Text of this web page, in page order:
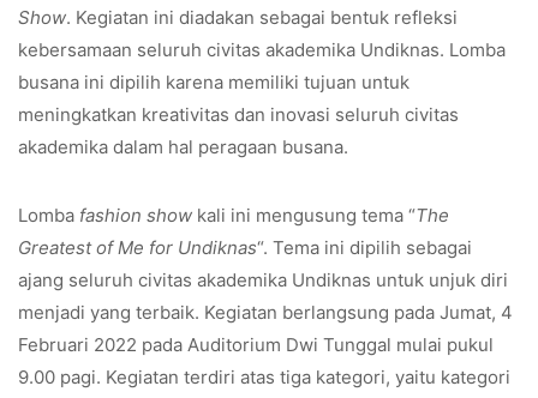
Show. Kegiatan ini diadakan sebagai bentuk refleksi
kebersamaan seluruh civitas akademika Undiknas. Lomba
busana ini dipilih karena memiliki tujuan untuk
meningkatkan kreativitas dan inovasi seluruh civitas
akademika dalam hal peragaan busana.
Lomba fashion show kali ini mengusung tema “The
Greatest of Me for Undiknas“. Tema ini dipilih sebagai
ajang seluruh civitas akademika Undiknas untuk unjuk diri
menjadi yang terbaik. Kegiatan berlangsung pada Jumat, 4
Februari 2022 pada Auditorium Dwi Tunggal mulai pukul
9.00 pagi. Kegiatan terdiri atas tiga kategori, yaitu kategori